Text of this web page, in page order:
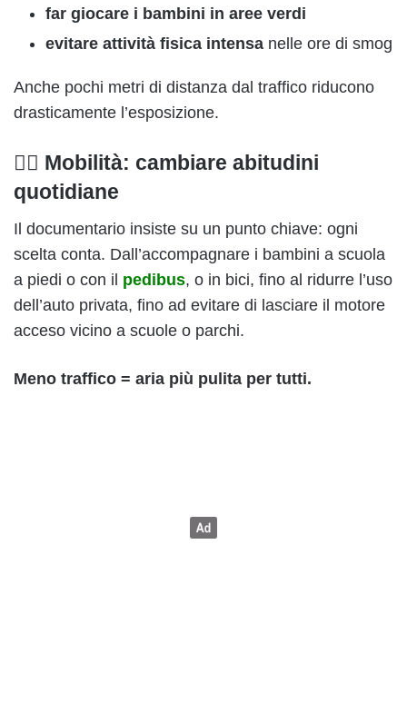
far giocare i bambini in aree verdi
evitare attività fisica intensa nelle ore di smog
Anche pochi metri di distanza dal traffico riducono
drasticamente l’esposizione.
🚶‍♂️ Mobilità: cambiare abitudini
quotidiane
Il documentario insiste su un punto chiave: ogni
scelta conta. Dall’accompagnare i bambini a scuola
a piedi o con il pedibus, o in bici, fino al ridurre l’uso
dell’auto privata, fino ad evitare di lasciare il motore
acceso vicino a scuole o parchi.
Meno traffico = aria più pulita per tutti.